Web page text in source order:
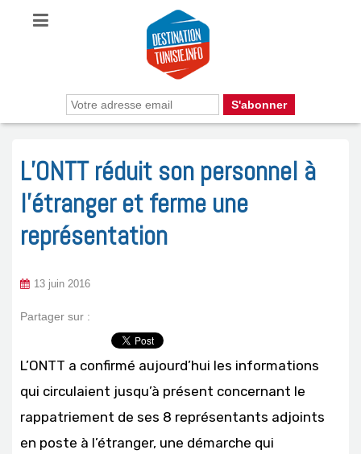
L’ONTT réduit son personnel à
l’étranger et ferme une
représentation
13 juin 2016
Partager sur :
L’ONTT a confirmé aujourd’hui les informations
qui circulaient jusqu’à présent concernant le
rappatriement de ses 8 représentants adjoints
en poste à l’étranger, une démarche qui